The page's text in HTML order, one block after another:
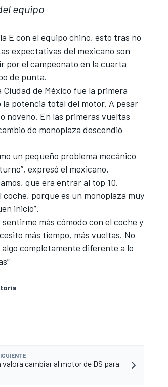
equipo
E con el equipo chino, esto tras no
expectativas del mexicano son
por el campeonato en la cuarta
de punta.
de México fue la primera
potencia total del motor. A pesar
noveno. En las primeras vueltas
de monoplaza descendió
un pequeño problema mecánico
expresó el mexicano.
que era entrar al top 10.
porque es un monoplaza muy
inicio”.
más cómodo con el coche y
más tiempo, más vueltas. No
completamente diferente a lo
valora cambiar al motor de DS para